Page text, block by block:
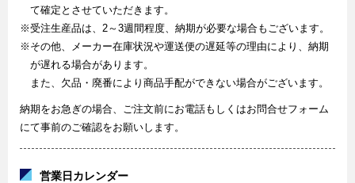
て確定とさせていただきます。
※受注生産品は、2～3週間程度、納期が必要な場合もございます。
※その他、メーカー在庫状況や運送便の遅延等の理由により、納期
が遅れる場合があります。
また、欠品・廃番により商品手配ができない場合がございます。
納期をお急ぎの場合、ご注文前にお電話もしくはお問合せフォーム
にて事前のご確認をお願いします。
営業日カレンダー